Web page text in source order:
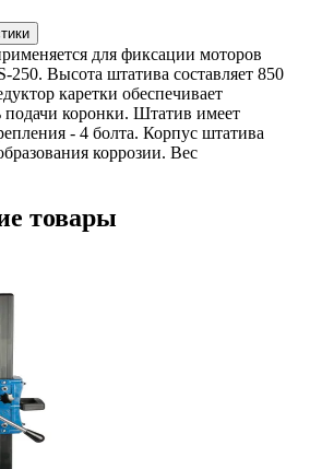
для фиксации моторов
250. Высота штатива составляет 850
каретки обеспечивает
подачи коронки. Штатив имеет
- 4 болта. Корпус штатива
коррозии. Вес
товары